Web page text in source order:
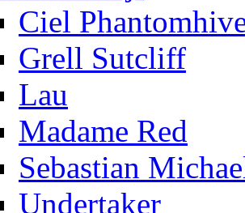
Ciel
Grell Sutcliff
Lau
Madame Red
Sebastian
Undertaker